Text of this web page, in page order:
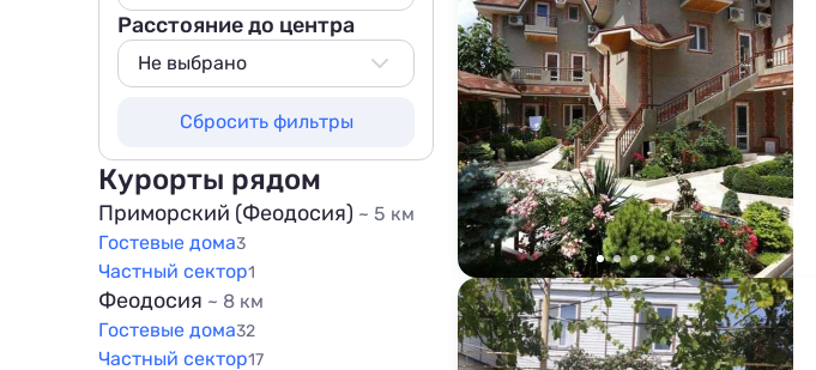
Не выбрано
50 м
200 м
500 м
800 м
1000 м
1500 м
Расстояние до центра
Не выбрано
100 м
200 м
500 м
800 м
1000 м
1500 м
Сбросить фильтры
Курорты рядом
Приморский (Феодосия) ~ 5 км
Гостевые дома3
Частный сектор1
Феодосия ~ 8 км
Гостевые дома32
Частный сектор17